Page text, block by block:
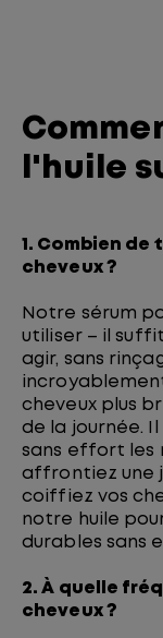
l'huile
1. Combien de
cheveux ?
Notre sérum
utiliser – il
agir, sans
cheveux plus
de la journée.
sans effort les
affrontiez une
coiffiez vos
notre huile
durables sans
2. À quelle
cheveux ?